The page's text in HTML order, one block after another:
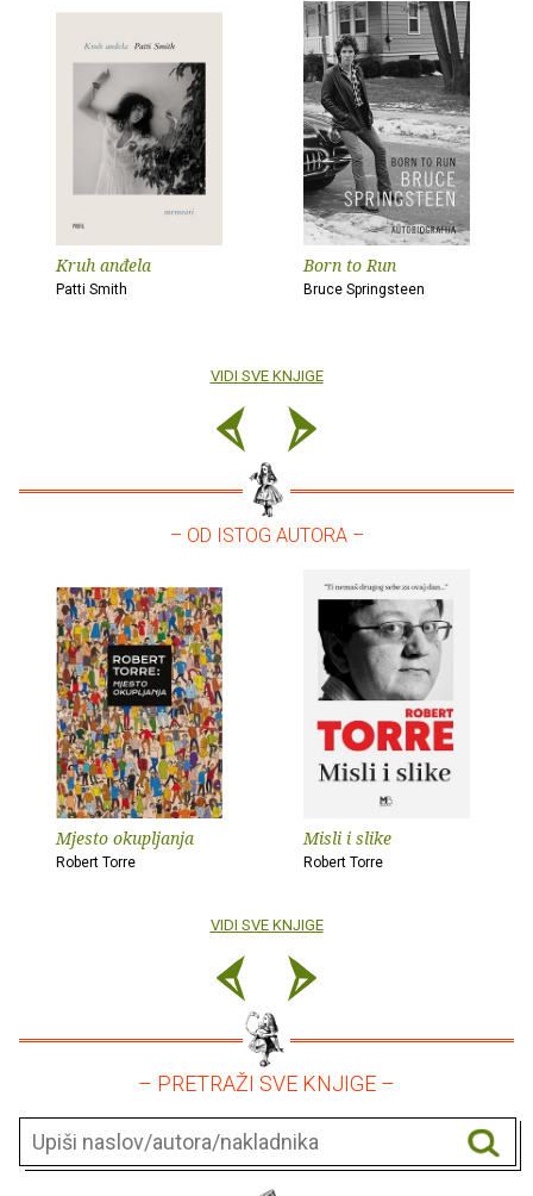
Kruh anđela
Patti Smith
Born to Run
Bruce Springsteen
VIDI SVE KNJIGE
– OD ISTOG AUTORA –
Mjesto okupljanja
Robert Torre
Misli i slike
Robert Torre
VIDI SVE KNJIGE
– PRETRAŽI SVE KNJIGE –